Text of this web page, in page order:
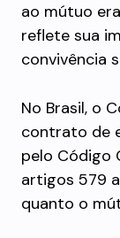
ao mútuo
reflete sua
convivência
No Brasil, o
contrato de
pelo Código
artigos 579
quanto o